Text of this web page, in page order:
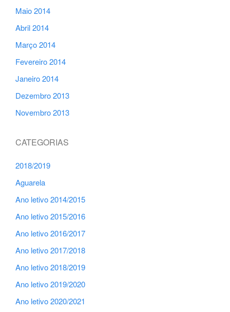
Maio 2014
Abril 2014
Março 2014
Fevereiro 2014
Janeiro 2014
Dezembro 2013
Novembro 2013
CATEGORIAS
2018/2019
Aguarela
Ano letivo 2014/2015
Ano letivo 2015/2016
Ano letivo 2016/2017
Ano letivo 2017/2018
Ano letivo 2018/2019
Ano letivo 2019/2020
Ano letivo 2020/2021